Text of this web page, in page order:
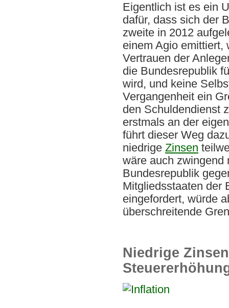
Eigentlich ist es ein
dafür, dass sich der
zweite in 2012
einem Agio emittiert,
Vertrauen der
die Bundesrepublik
wird, und keine
Vergangenheit ein
den Schuldendienst
erstmals an der
führt dieser Weg
niedrige Zinsen
wäre auch zwingend
Bundesrepublik
Mitgliedsstaaten der
eingefordert, würde
überschreitende
Niedrige